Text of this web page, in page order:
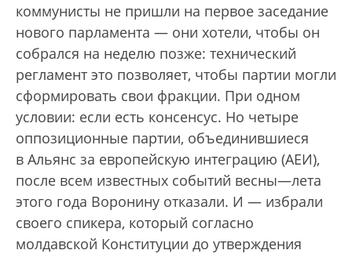
коммунисты не пришли на первое заседание
нового парламента — они хотели, чтобы он
собрался на неделю позже: технический
регламент это позволяет, чтобы партии могли
сформировать свои фракции. При одном
условии: если есть консенсус. Но четыре
оппозиционные партии, объединившиеся
в Альянс за европейскую интеграцию (АЕИ),
после всем известных событий весны—лета
этого года Воронину отказали. И — избрали
своего спикера, который согласно
молдавской Конституции до утверждения